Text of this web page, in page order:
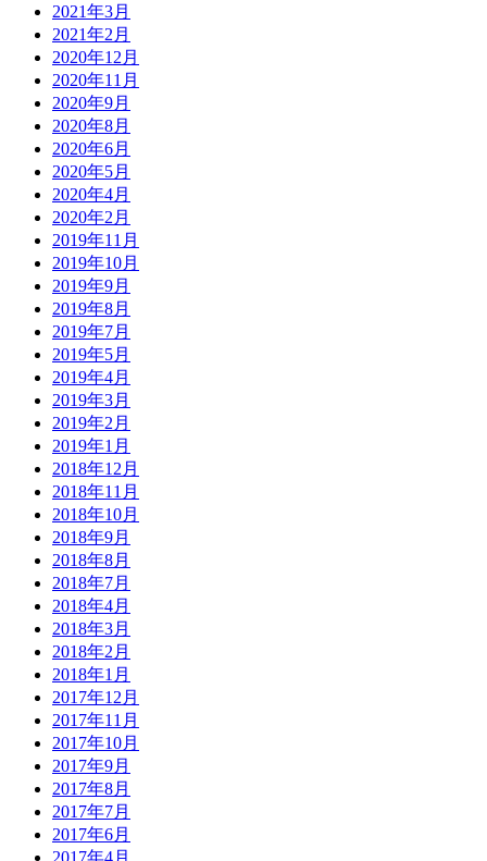
2021年3月
2021年2月
2020年12月
2020年11月
2020年9月
2020年8月
2020年6月
2020年5月
2020年4月
2020年2月
2019年11月
2019年10月
2019年9月
2019年8月
2019年7月
2019年5月
2019年4月
2019年3月
2019年2月
2019年1月
2018年12月
2018年11月
2018年10月
2018年9月
2018年8月
2018年7月
2018年4月
2018年3月
2018年2月
2018年1月
2017年12月
2017年11月
2017年10月
2017年9月
2017年8月
2017年7月
2017年6月
2017年4月